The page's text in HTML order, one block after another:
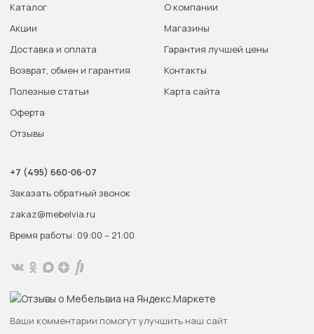
Каталог
Акции
Доставка и оплата
Возврат, обмен и гарантия
Полезные статьи
Оферта
Отзывы
О компании
Магазины
Гарантия лучшей цены
Контакты
Карта сайта
+7 (495) 660-06-07
Заказать обратный звонок
zakaz@mebelvia.ru
Время работы: 09:00 – 21:00
Ваши комментарии помогут улучшить наш сайт